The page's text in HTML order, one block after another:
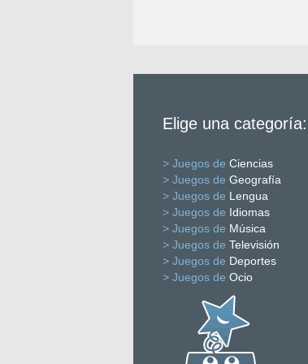
Elige una categoría:
> Juegos de Ciencias
> Juegos de Geografía
> Juegos de Lengua
> Juegos de Idiomas
> Juegos de Música
> Juegos de Televisión
> Juegos de Deportes
> Juegos de Ocio